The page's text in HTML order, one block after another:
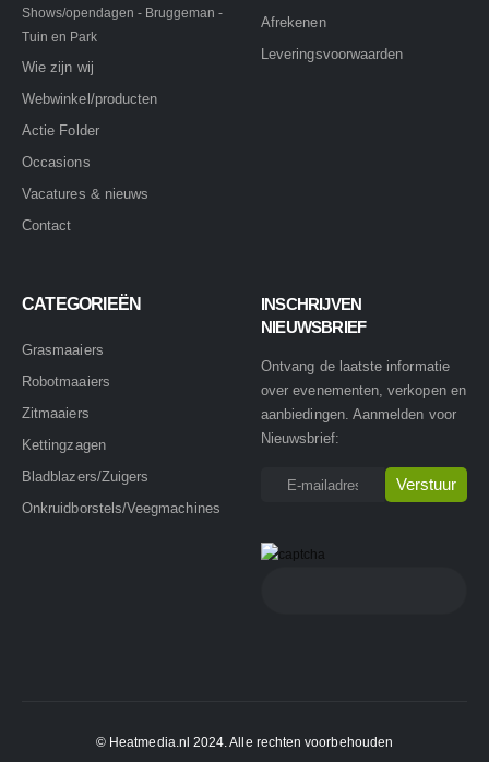
Shows/opendagen - Bruggeman -
Tuin en Park
Wie zijn wij
Webwinkel/producten
Actie Folder
Occasions
Vacatures & nieuws
Contact
Afrekenen
Leveringsvoorwaarden
CATEGORIEËN
Grasmaaiers
Robotmaaiers
Zitmaaiers
Kettingzagen
Bladblazers/Zuigers
Onkruidborstels/Veegmachines
INSCHRIJVEN
NIEUWSBRIEF
Ontvang de laatste informatie
over evenementen, verkopen en
aanbiedingen. Aanmelden voor
Nieuwsbrief:
© Heatmedia.nl 2024. Alle rechten voorbehouden